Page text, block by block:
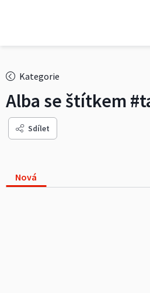
Kategorie
Alba se štítkem
Sdílet
Nová